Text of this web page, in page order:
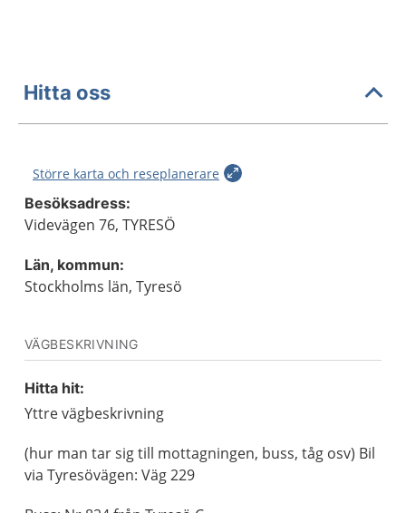
Hitta oss
Större karta och reseplanerare
Besöksadress:
Videvägen 76, TYRESÖ
Län, kommun:
Stockholms län, Tyresö
VÄGBESKRIVNING
Hitta hit:
Yttre vägbeskrivning
(hur man tar sig till mottagningen, buss, tåg osv) Bil
via Tyresövägen: Väg 229